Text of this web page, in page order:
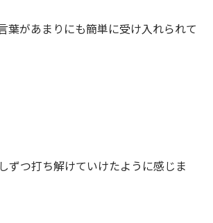
葉があまりにも簡単に受け入れられて
ずつ打ち解けていけたように感じま